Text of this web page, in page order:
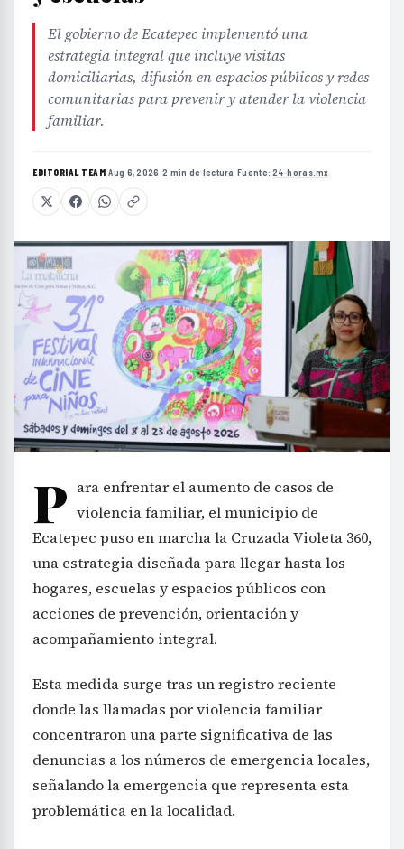
El gobierno de Ecatepec implementó una
estrategia integral que incluye visitas
domiciliarias, difusión en espacios públicos y redes
comunitarias para prevenir y atender la violencia
familiar.
EDITORIAL TEAM·Aug 6, 2026 ·2 min de lectura ·Fuente:24-horas.mx
P ara enfrentar el aumento de casos de
violencia familiar, el municipio de
Ecatepec puso en marcha la Cruzada Violeta 360,
una estrategia diseñada para llegar hasta los
hogares, escuelas y espacios públicos con
acciones de prevención, orientación y
acompañamiento integral.
Esta medida surge tras un registro reciente
donde las llamadas por violencia familiar
concentraron una parte significativa de las
denuncias a los números de emergencia locales,
señalando la emergencia que representa esta
problemática en la localidad.